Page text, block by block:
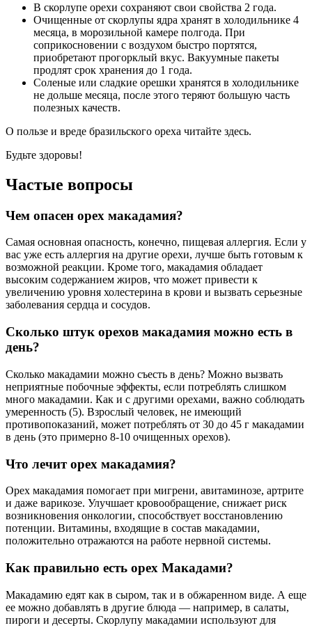
В скорлупе орехи сохраняют свои свойства 2 года.
Очищенные от скорлупы ядра хранят в холодильнике 4
месяца, в морозильной камере полгода. При
соприкосновении с воздухом быстро портятся,
приобретают прогорклый вкус. Вакуумные пакеты
продлят срок хранения до 1 года.
Соленые или сладкие орешки хранятся в холодильнике
не дольше месяца, после этого теряют большую часть
полезных качеств.
О пользе и вреде бразильского ореха читайте здесь.
Будьте здоровы!
Частые вопросы
Чем опасен орех макадамия?
Самая основная опасность, конечно, пищевая аллергия. Если у
вас уже есть аллергия на другие орехи, лучше быть готовым к
возможной реакции. Кроме того, макадамия обладает
высоким содержанием жиров, что может привести к
увеличению уровня холестерина в крови и вызвать серьезные
заболевания сердца и сосудов.
Сколько штук орехов макадамия можно есть в
день?
Сколько макадамии можно съесть в день? Можно вызвать
неприятные побочные эффекты, если потреблять слишком
много макадамии. Как и с другими орехами, важно соблюдать
умеренность (5). Взрослый человек, не имеющий
противопоказаний, может потреблять от 30 до 45 г макадамии
в день (это примерно 8-10 очищенных орехов).
Что лечит орех макадамия?
Орех макадамия помогает при мигрени, авитаминозе, артрите
и даже варикозе. Улучшает кровообращение, снижает риск
возникновения онкологии, способствует восстановлению
потенции. Витамины, входящие в состав макадамии,
положительно отражаются на работе нервной системы.
Как правильно есть орех Макадами?
Макадамию едят как в сыром, так и в обжаренном виде. А еще
ее можно добавлять в другие блюда — например, в салаты,
пироги и десерты. Скорлупу макадамии используют для